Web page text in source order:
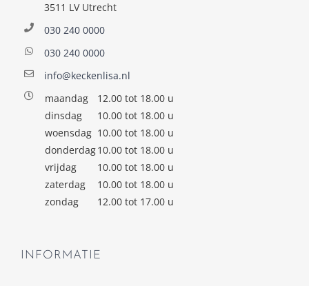
3511 LV Utrecht
030 240 0000
030 240 0000
info@keckenlisa.nl
maandag
12.00 tot 18.00 u
dinsdag
10.00 tot 18.00 u
woensdag 10.00 tot 18.00 u
donderdag10.00 tot 18.00 u
vrijdag
10.00 tot 18.00 u
zaterdag
10.00 tot 18.00 u
zondag
12.00 tot 17.00 u
INFORMATIE